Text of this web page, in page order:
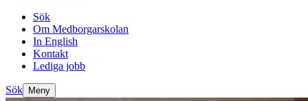
Sök
Om Medborgarskolan
In English
Kontakt
Lediga jobb
Sök Meny